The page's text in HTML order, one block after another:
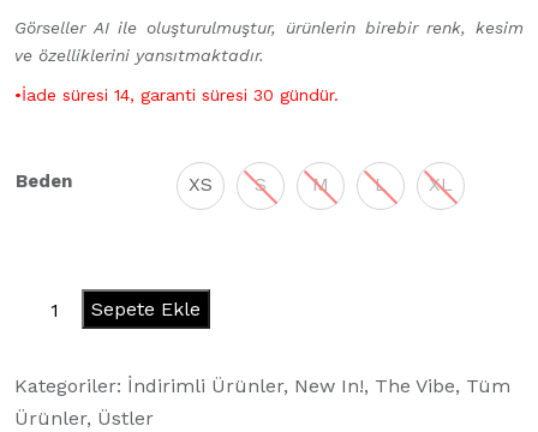
Görseller AI ile oluşturulmuştur, ürünlerin birebir renk, kesim
ve özelliklerini yansıtmaktadır.
•İade süresi 14, garanti süresi 30 gündür.
Beden XS S M L XL
Comfort
Shiraz
Sepete Ekle
Kategoriler: İndirimli Ürünler, New In!, The Vibe, Tüm
Ürünler, Üstler